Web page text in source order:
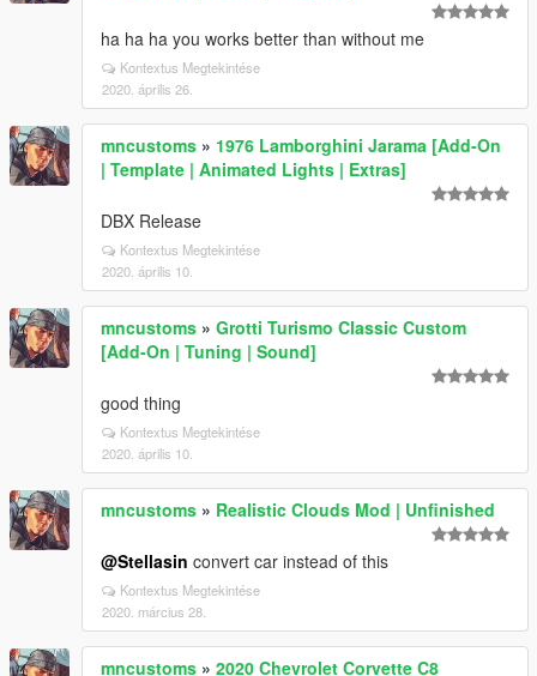
ha ha ha you works better than without me
Kontextus Megtekintése
2020. április 26.
mncustoms » 1976 Lamborghini Jarama [Add-On
| Template | Animated Lights | Extras]
DBX Release
Kontextus Megtekintése
2020. április 10.
mncustoms » Grotti Turismo Classic Custom
[Add-On | Tuning | Sound]
good thing
Kontextus Megtekintése
2020. április 10.
mncustoms » Realistic Clouds Mod | Unfinished
@Stellasin convert car instead of this
Kontextus Megtekintése
2020. március 28.
mncustoms » 2020 Chevrolet Corvette C8